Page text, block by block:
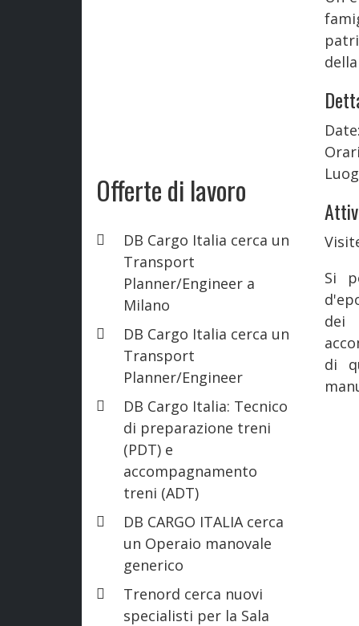
Offerte di lavoro
DB Cargo Italia cerca un
Transport
Planner/Engineer a
Milano
DB Cargo Italia cerca un
Transport
Planner/Engineer
DB Cargo Italia: Tecnico
di preparazione treni
(PDT) e
accompagnamento
treni (ADT)
DB CARGO ITALIA cerca
un Operaio manovale
generico
Trenord cerca nuovi
specialisti per la Sala
Si
dei
di